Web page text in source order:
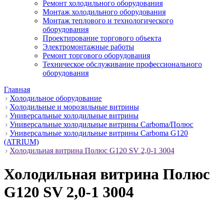
Ремонт холодильного оборудования
Монтаж холодильного оборудования
Монтаж теплового и технологического
оборудования
Проектирование торгового объекта
Электромонтажные работы
Ремонт торгового оборудования
Техническое обслуживание профессионального
оборудования
Главная
Холодильное оборудование
Холодильные и морозильные витрины
Универсальные холодильные витрины
Универсальные холодильные витрины Carboma/Полюс
Универсальные холодильные витрины Carboma G120
(ATRIUM)
Холодильная витрина Полюс G120 SV 2,0-1 3004
Холодильная витрина Полюс
G120 SV 2,0-1 3004